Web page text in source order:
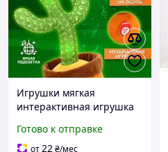
Игрушки мягкая
интерактивная игрушка
Повторюшка dancing
cactus, Dancing cactus SO-
Готово к отправке
от22₴/мес